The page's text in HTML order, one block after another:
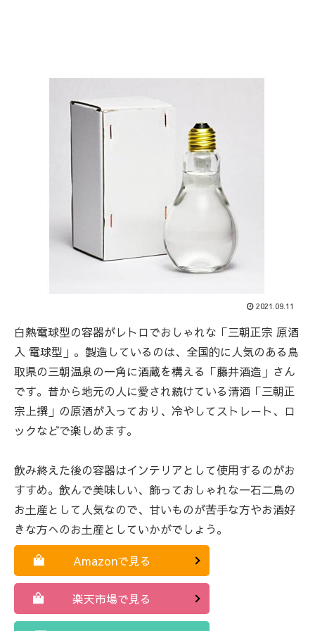
2021.09.11
白熱電球型の容器がレトロでおしゃれな「三朝正宗 原酒
入 電球型」。製造しているのは、全国的に人気のある鳥
取県の三朝温泉の一角に酒蔵を構える「藤井酒造」さん
です。昔から地元の人に愛され続けている清酒「三朝正
宗上撰」の原酒が入っており、冷やしてストレート、ロ
ックなどで楽しめます。
飲み終えた後の容器はインテリアとして使用するのがお
すすめ。飲んで美味しい、飾っておしゃれな一石二鳥の
お土産として人気なので、甘いものが苦手な方やお酒好
きな方へのお土産としていかがでしょう。
Amazonで見る
楽天市場で見る